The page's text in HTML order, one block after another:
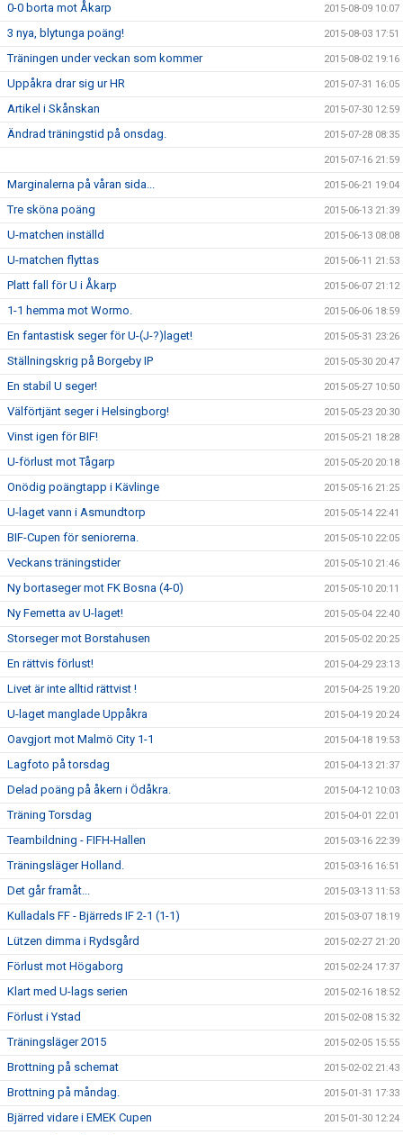
0-0 borta mot Åkarp 2015-08-09 10:07
3 nya, blytunga poäng! 2015-08-03 17:51
Träningen under veckan som kommer 2015-08-02 19:16
Uppåkra drar sig ur HR 2015-07-31 16:05
Artikel i Skånskan 2015-07-30 12:59
Ändrad träningstid på onsdag. 2015-07-28 08:35
2015-07-16 21:59
Marginalerna på våran sida... 2015-06-21 19:04
Tre sköna poäng 2015-06-13 21:39
U-matchen inställd 2015-06-13 08:08
U-matchen flyttas 2015-06-11 21:53
Platt fall för U i Åkarp 2015-06-07 21:12
1-1 hemma mot Wormo. 2015-06-06 18:59
En fantastisk seger för U-(J-?)laget! 2015-05-31 23:26
Ställningskrig på Borgeby IP 2015-05-30 20:47
En stabil U seger! 2015-05-27 10:50
Välförtjänt seger i Helsingborg! 2015-05-23 20:30
Vinst igen för BIF! 2015-05-21 18:28
U-förlust mot Tågarp 2015-05-20 20:18
Onödig poängtapp i Kävlinge 2015-05-16 21:25
U-laget vann i Asmundtorp 2015-05-14 22:41
BIF-Cupen för seniorerna. 2015-05-10 22:05
Veckans träningstider 2015-05-10 21:46
Ny bortaseger mot FK Bosna (4-0) 2015-05-10 20:11
Ny Femetta av U-laget! 2015-05-04 22:40
Storseger mot Borstahusen 2015-05-02 20:25
En rättvis förlust! 2015-04-29 23:13
Livet är inte alltid rättvist ! 2015-04-25 19:20
U-laget manglade Uppåkra 2015-04-19 20:24
Oavgjort mot Malmö City 1-1 2015-04-18 19:53
Lagfoto på torsdag 2015-04-13 21:37
Delad poäng på åkern i Ödåkra. 2015-04-12 10:03
Träning Torsdag 2015-04-01 22:01
Teambildning - FIFH-Hallen 2015-03-16 22:39
Träningsläger Holland. 2015-03-16 16:51
Det går framåt... 2015-03-13 11:53
Kulladals FF - Bjärreds IF 2-1 (1-1) 2015-03-07 18:19
Lützen dimma i Rydsgård 2015-02-27 21:20
Förlust mot Högaborg 2015-02-24 17:37
Klart med U-lags serien 2015-02-16 18:52
Förlust i Ystad 2015-02-08 15:32
Träningsläger 2015 2015-02-05 15:55
Brottning på schemat 2015-02-02 21:43
Brottning på måndag. 2015-01-31 17:33
Bjärred vidare i EMEK Cupen 2015-01-30 12:24